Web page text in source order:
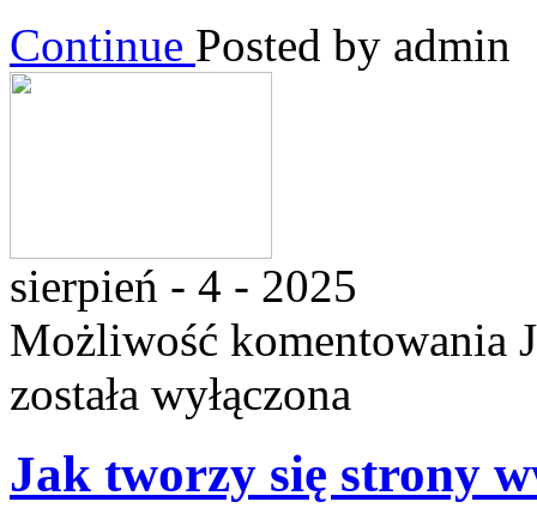
Continue Posted by admin
sierpień - 4 - 2025
Możliwość komentowania
została wyłączona
Jak tworzy się strony